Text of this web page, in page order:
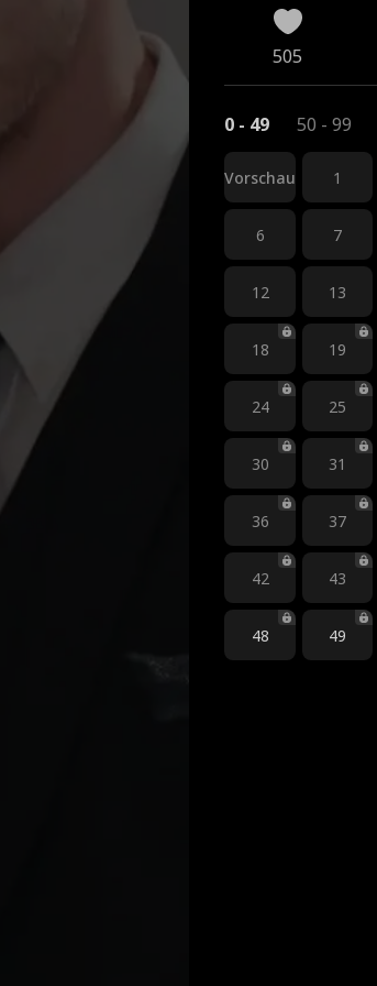
505
0 - 49 50 - 99
Vorschau 1
6 7
12 13
18 19
24 25
30 31
36 37
42 43
48 49